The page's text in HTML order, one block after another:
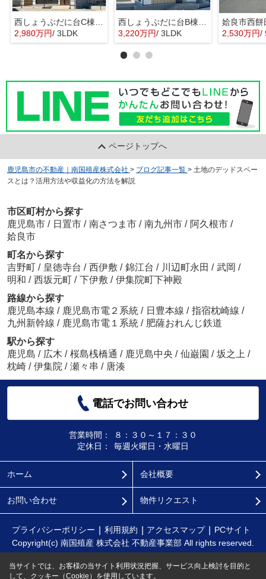
2,980万円/ 3LDK
3,220万円/ 3LDK
姶良市西
2,530万円/
ページトップへ
鹿児島市の不動産｜南国殖産株式会社 > ブログ記事一覧 > 土地のデッドスペー
スとは？活用方法や収益化の方法を解説
市区町村から探す
鹿児島市 / 日置市 / 南さつま市 / 南九州市 / 阿久根市 /
姶良市
町名から探す
吉野町 / 皇徳寺台 / 西伊敷 / 錦江台 / 川辺町永田 / 武岡 /
明和 / 西坂元町 / 下伊敷 / 伊集院町下神殿
路線から探す
鹿児島本線 / 鹿児島市電２系統 / 日豊本線 / 指宿枕崎線 /
九州新幹線 / 鹿児島市電１系統 / 肥薩おれんじ鉄道
駅から探す
鹿児島 / 広木 / 桜島桟橋通 / 鹿児島中央 / 仙巌園 / 坂之上 /
枕崎 / 伊集院 / 瀬々串 / 唐湊
電話でお問い合わせ
営業時間：
８：３０～１７：３０
定休日：
毎週火曜日・水曜日
ホーム 会社概要
お問い合わせ 物件リクエスト
プライバシーポリシー 利用規約 アクセスマップ
PCサイト
Copyright(c) 南国殖産 株式会社 不動産事業部 All rights reserved.
当サイトでは、お客様の当サイト利用状況把握、サービス向上検討を目的と
して、クッキー（Cookie）を使用しています。